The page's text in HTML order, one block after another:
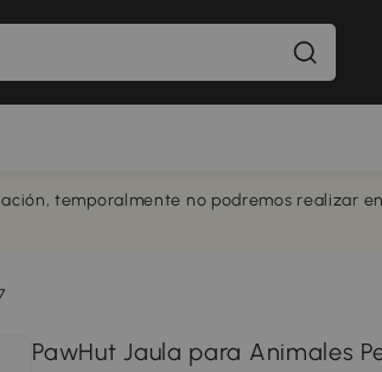
temporalmente no podremos realizar
PawHut Jaula para Animales